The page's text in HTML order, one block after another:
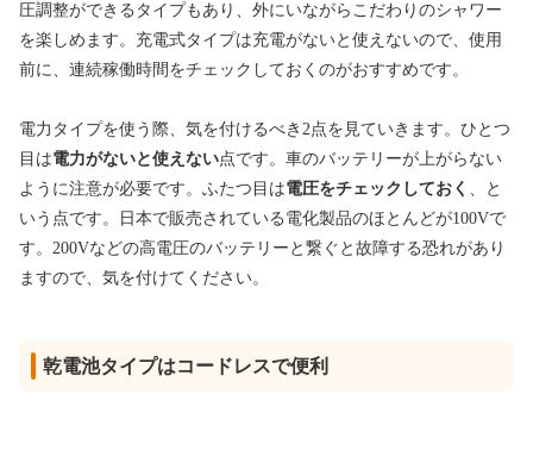
圧調整ができるタイプもあり、外にいながらこだわりのシャワー
を楽しめます。充電式タイプは充電がないと使えないので、使用
前に、連続稼働時間をチェックしておくのがおすすめです。
電力タイプを使う際、気を付けるべき2点を見ていきます。ひとつ
目は電力がないと使えない点です。車のバッテリーが上がらない
ように注意が必要です。ふたつ目は電圧をチェックしておく 、と
いう点です。日本で販売されている電化製品のほとんどが100Vで
す。200Vなどの高電圧のバッテリーと繋ぐと故障する恐れがあり
ますので、気を付けてください。
乾電池タイプはコードレスで便利